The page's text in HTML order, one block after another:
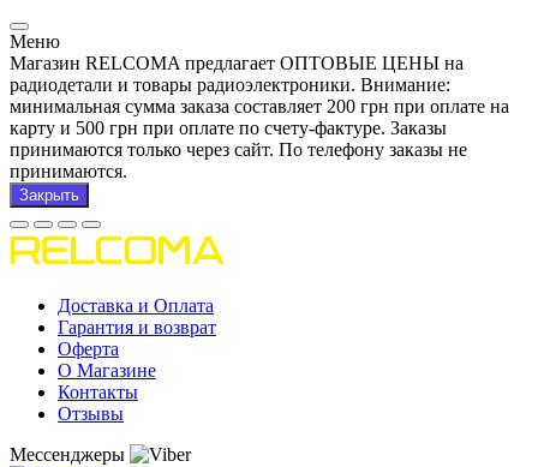
Меню
Магазин RELCOMA предлагает ОПТОВЫЕ ЦЕНЫ на
радиодетали и товары радиоэлектроники. Внимание:
минимальная сумма заказа составляет 200 грн при оплате на
карту и 500 грн при оплате по счету-фактуре. Заказы
принимаются только через сайт. По телефону заказы не
принимаются.
Закрыть
Доставка и Оплата
Гарантия и возврат
Оферта
О Магазине
Контакты
Отзывы
Мессенджеры